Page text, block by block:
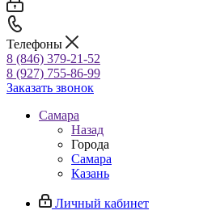
Телефоны
8 (846) 379-21-52
8 (927) 755-86-99
Заказать звонок
Самара
Назад
Города
Самара
Казань
Личный кабинет